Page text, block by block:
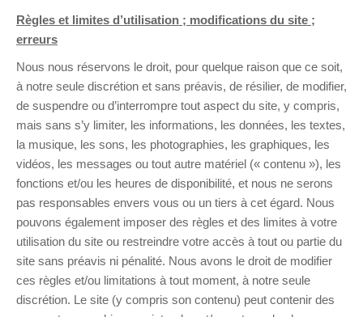
Règles et limites d’utilisation ; modifications du site ;
erreurs
Nous nous réservons le droit, pour quelque raison que ce soit,
à notre seule discrétion et sans préavis, de résilier, de modifier,
de suspendre ou d’interrompre tout aspect du site, y compris,
mais sans s’y limiter, les informations, les données, les textes,
la musique, les sons, les photographies, les graphiques, les
vidéos, les messages ou tout autre matériel (« contenu »), les
fonctions et/ou les heures de disponibilité, et nous ne serons
pas responsables envers vous ou un tiers à cet égard. Nous
pouvons également imposer des règles et des limites à votre
utilisation du site ou restreindre votre accès à tout ou partie du
site sans préavis ni pénalité. Nous avons le droit de modifier
ces règles et/ou limitations à tout moment, à notre seule
discrétion. Le site (y compris son contenu) peut contenir des